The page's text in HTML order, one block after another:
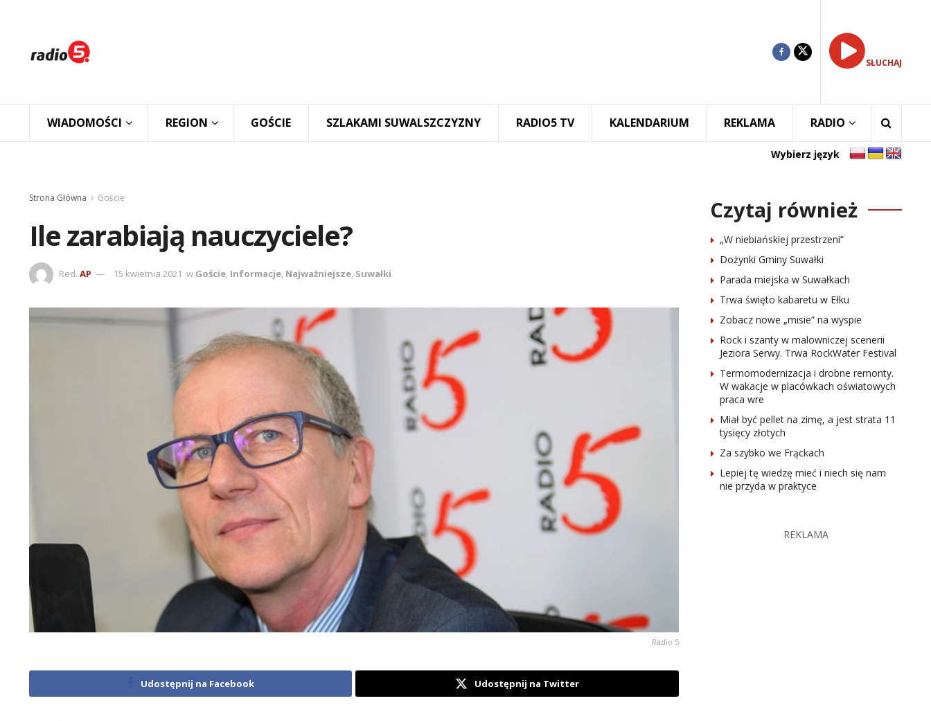
SŁUCHAJ
WIADOMOŚCI REGION GOŚCIE SZLAKAMI SUWALSZCZYZNY RADIO5 TV KALENDARIUM REKLAMA RADIO
Wybierz język
Strona Główna Goście
Ile zarabiają nauczyciele?
Red. AP 15 kwietnia 2021 w Goście, Informacje, Najważniejsze, Suwałki
Radio 5
Udostępnij na Facebook Udostępnij na Twitter
Czytaj również
„W niebiańskiej przestrzeni”
Dożynki Gminy Suwałki
Parada miejska w Suwałkach
Trwa święto kabaretu w Ełku
Zobacz nowe „misie” na wyspie
Rock i szanty w malowniczej scenerii
Jeziora Serwy. Trwa RockWater Festival
Termomodernizacja i drobne remonty.
W wakacje w placówkach oświatowych
praca wre
Miał być pellet na zimę, a jest strata 11
tysięcy złotych
Za szybko we Frąckach
Lepiej tę wiedzę mieć i niech się nam
nie przyda w praktyce
REKLAMA